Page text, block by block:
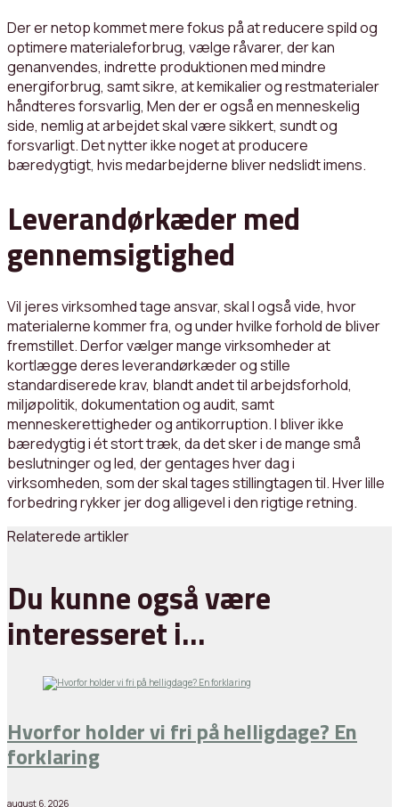
Der er netop kommet mere fokus på at reducere spild og
optimere materialeforbrug, vælge råvarer, der kan
genanvendes, indrette produktionen med mindre
energiforbrug, samt sikre, at kemikalier og restmaterialer
håndteres forsvarlig, Men der er også en menneskelig
side, nemlig at arbejdet skal være sikkert, sundt og
forsvarligt. Det nytter ikke noget at producere
bæredygtigt, hvis medarbejderne bliver nedslidt imens.
Leverandørkæder med
gennemsigtighed
Vil jeres virksomhed tage ansvar, skal I også vide, hvor
materialerne kommer fra, og under hvilke forhold de bliver
fremstillet. Derfor vælger mange virksomheder at
kortlægge deres leverandørkæder og stille
standardiserede krav, blandt andet til arbejdsforhold,
miljøpolitik, dokumentation og audit, samt
menneskerettigheder og antikorruption. I bliver ikke
bæredygtig i ét stort træk, da det sker i de mange små
beslutninger og led, der gentages hver dag i
virksomheden, som der skal tages stillingtagen til. Hver lille
forbedring rykker jer dog alligevel i den rigtige retning.
Relaterede artikler
Du kunne også være
interesseret i…
Hvorfor holder vi fri på helligdage? En
forklaring
august 6, 2026